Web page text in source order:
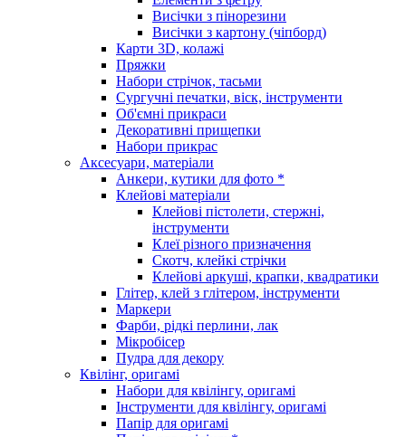
Висічки з пінорезини
Висічки з картону (чіпборд)
Карти 3D, колажі
Пряжки
Набори стрічок, тасьми
Сургучні печатки, віск, інструменти
Об'ємні прикраси
Декоративні прищепки
Набори прикрас
Аксесуари, матеріали
Анкери, кутики для фото *
Клейові матеріали
Клейові пістолети, стержні,
інструменти
Клеї різного призначення
Скотч, клейкі стрічки
Клейові аркуші, крапки, квадратики
Глітер, клей з глітером, інструменти
Маркери
Фарби, рідкі перлини, лак
Мікробісер
Пудра для декору
Квілінг, оригамі
Набори для квілінгу, оригамі
Інструменти для квілінгу, оригамі
Папір для оригамі